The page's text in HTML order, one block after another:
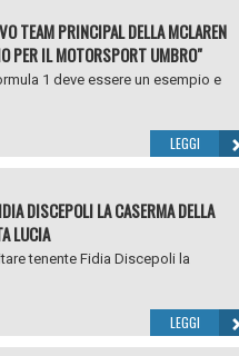
TEAM PRINCIPAL DELLA MCLAREN
PER IL MOTORSPORT UMBRO"
1 deve essere un esempio e
LEGGI
DISCEPOLI LA CASERMA DELLA
LUCIA
tenente Fidia Discepoli la
LEGGI